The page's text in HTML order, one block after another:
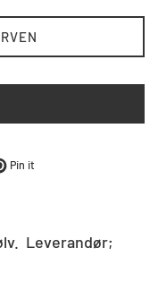
på Twitter
Pin itPin på Pinterest
Leverandør;